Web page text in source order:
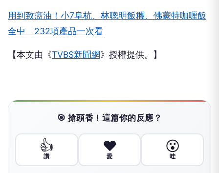
用到致癌油！小7阜杭、林聰明飯糰、佛蒙特咖喱飯
全中 232項產品一次看
【本文由《TVBS新聞網》授權提供。】
🎯 搶頭香！這篇你的反應？
👍
讚
❤️
愛
😮
哇